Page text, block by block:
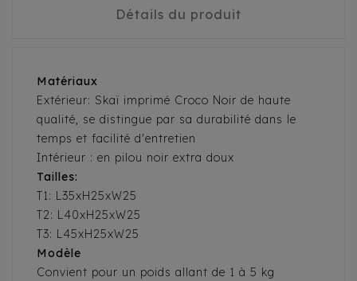
Détails du produit
Matériaux
Extérieur: Skaï imprimé Croco Noir de haute
qualité, se distingue par sa durabilité dans le
temps et facilité d'entretien
Intérieur : en pilou noir extra doux
Tailles:
T1: L35xH25xW25
T2: L40xH25xW25
T3: L45xH25xW25
Modèle
Convient pour un poids allant de 1 à 5 kg